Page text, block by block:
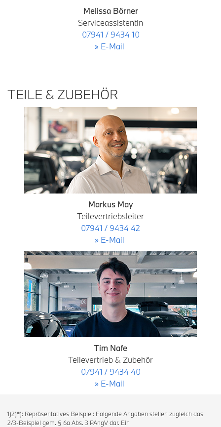
Melissa Börner
Serviceassistentin
07941 / 9434 10
» E-Mail
TEILE & ZUBEHÖR
Markus May
Teilevertriebsleiter
07941 / 9434 42
» E-Mail
Tim Nafe
Teilevertrieb & Zubehör
07941 / 9434 40
» E-Mail
1)2)*): Repräsentatives Beispiel: Folgende Angaben stellen zugleich das
2/3-Beispiel gem. § 6a Abs. 3 PAngV dar. Ein